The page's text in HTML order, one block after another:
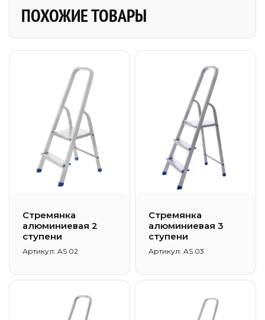
ПОХОЖИЕ ТОВАРЫ
Стремянка
алюминиевая 2
ступени
Артикул: AS 02
Стремянка
алюминиевая 3
ступени
Артикул: AS 03